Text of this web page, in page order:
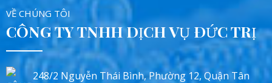
VỀ CHÚNG TÔI
CÔNG TY TNHH DỊCH VỤ ĐỨC TRỊ
248/2 Nguyễn Thái Bình, Phường 12, Quận Tân